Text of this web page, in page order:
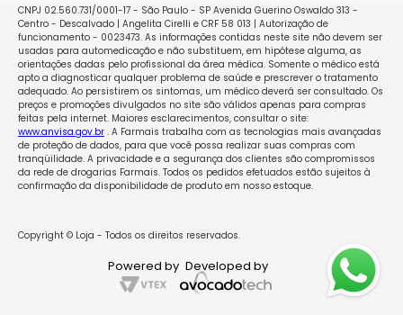
CNPJ 02.560.731/0001-17 - São Paulo - SP Avenida Guerino Oswaldo 313 -
Centro - Descalvado | Angelita Cirelli e CRF 58 013 | Autorização de
funcionamento - 0023473. As informações contidas neste site não devem ser
usadas para automedicação e não substituem, em hipótese alguma, as
orientações dadas pelo profissional da área médica. Somente o médico está
apto a diagnosticar qualquer problema de saúde e prescrever o tratamento
adequado. Ao persistirem os sintomas, um médico deverá ser consultado. Os
preços e promoções divulgados no site são válidos apenas para compras
feitas pela internet. Maiores esclarecimentos, consultar o site:
www.anvisa.gov.br. A Farmais trabalha com as tecnologias mais avançadas
de proteção de dados, para que você possa realizar suas compras com
tranqüilidade. A privacidade e a segurança dos clientes são compromissos
da rede de drogarias Farmais. Todos os pedidos efetuados estão sujeitos à
confirmação da disponibilidade de produto em nosso estoque.
Copyright © Loja - Todos os direitos reservados.
Powered by Developed by